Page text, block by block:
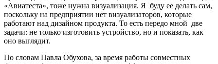
«Авиатеста», тоже нужна визуализация. Я буду ее делать сам,
поскольку на предприятии нет визуализаторов, которые
работают над дизайном продукта. То есть передо мной две
задачи: не только изготовить устройство, но и показать, как
оно выглядит.
По словам Павла Обухова, за время работы совместных